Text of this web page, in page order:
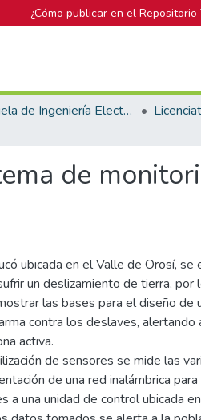
¿Cómo publicar en el Repositorio
Escuela de Ingeniería Electrónica
de
ubicada en el Valle de Orosí, se
un deslizamiento de tierra,
las bases para el diseño de
contra los deslaves, alertando
activa.
de sensores se mide las
de una red inalámbrica
a una unidad de control ubicada